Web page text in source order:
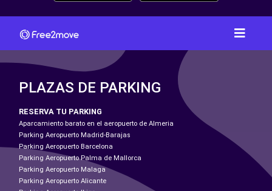
PLAZAS DE PARKING
RESERVA TU PARKING
Aparcamiento barato en el aeropuerto de Almeria
Parking Aeropuerto Madrid-Barajas
Parking Aeropuerto Barcelona
Parking Aeropuerto Palma de Mallorca
Parking Aeropuerto Malaga
Parking Aeropuerto Alicante